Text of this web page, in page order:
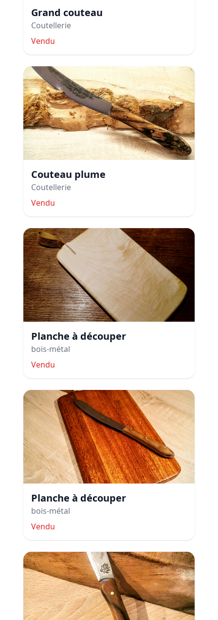
Grand couteau
Coutellerie
Vendu
Couteau plume
Coutellerie
Vendu
Planche à découper
bois-métal
Vendu
Planche à découper
bois-métal
Vendu